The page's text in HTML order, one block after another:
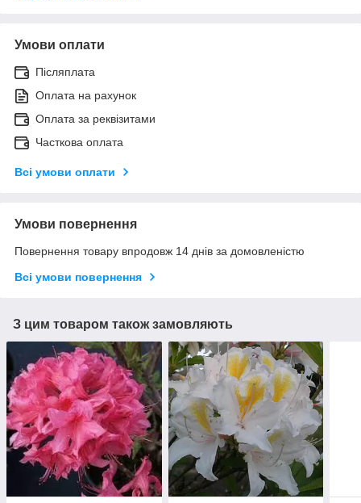
Умови оплати
Післяплата
Оплата на рахунок
Оплата за реквізитами
Часткова оплата
Всі умови оплати
Умови повернення
Повернення товару впродовж 14 днів за домовленістю
Всі умови повернення
З цим товаром також замовляють